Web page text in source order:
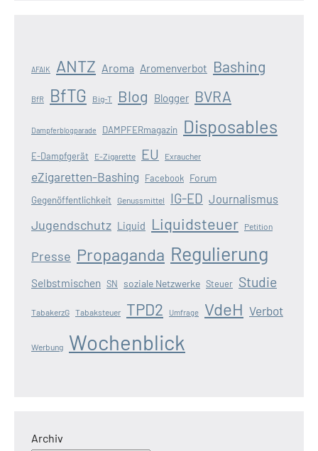
AFAIK ANTZ Aroma Aromenverbot Bashing
BfR BfTG Big-T Blog Blogger BVRA
Dampferblogparade DAMPFERmagazin Disposables
E-Dampfgerät E-Zigarette EU Exraucher
eZigaretten-Bashing Facebook Forum
Gegenöffentlichkeit Genussmittel IG-ED Journalismus
Jugendschutz Liquid Liquidsteuer Petition
Presse Propaganda Regulierung
Selbstmischen SN soziale Netzwerke Steuer Studie
TabakerzG Tabaksteuer TPD2 Umfrage VdeH Verbot
Werbung Wochenblick
Archiv